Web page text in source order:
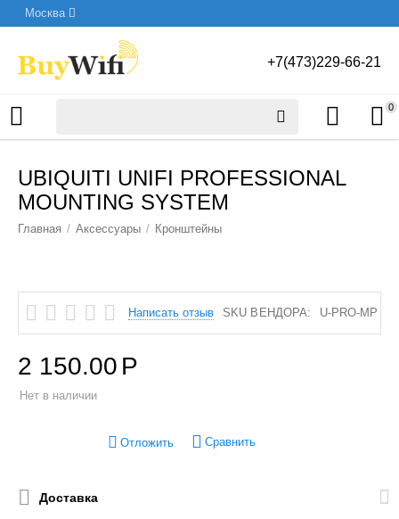
Москва
+7(473)229-66-21
0
UBIQUITI UNIFI PROFESSIONAL
MOUNTING SYSTEM
Главная / Аксессуары / Кронштейны
Написать отзыв SKU ВЕНДОРА: U-PRO-MP
2 150.00 Р
Нет в наличии
Отложить Сравнить
Доставка